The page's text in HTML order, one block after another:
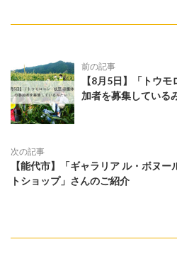
前の記事
【8月5日】「トウモ
加者を募集している
次の記事
【能代市】「ギャラリア ル・ボヌー
トショップ」さんのご紹介